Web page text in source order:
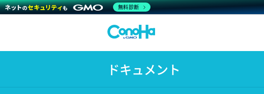
ドキュメント
無料診断